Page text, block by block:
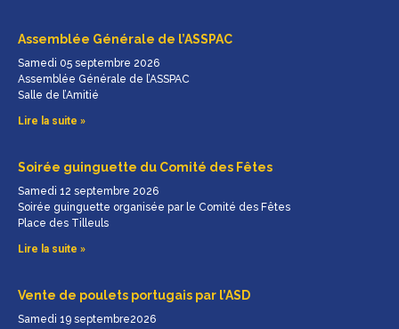
Assemblée Générale de l’ASSPAC
Samedi 05 septembre 2026
Assemblée Générale de l’ASSPAC
Salle de l’Amitié
Lire la suite »
Soirée guinguette du Comité des Fêtes
Samedi 12 septembre 2026
Soirée guinguette organisée par le Comité des Fêtes
Place des Tilleuls
Lire la suite »
Vente de poulets portugais par l’ASD
Samedi 19 septembre2026